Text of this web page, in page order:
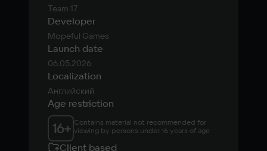
Team 17
Developer
Mopeful Games
Launch date
06.05.2026
Localization
Английский
Age restriction
16+ Contains material not recommended for
viewing by persons under 16 years of age
Client based